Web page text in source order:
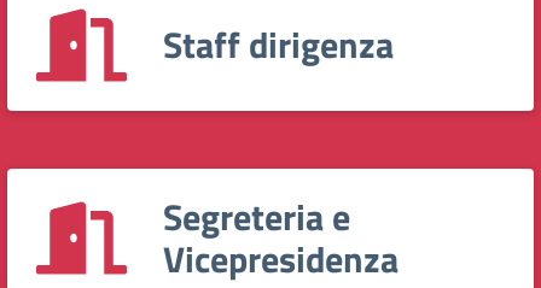
Staff dirigenza
Segreteria e
Vicepresidenza